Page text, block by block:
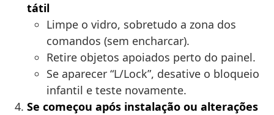
tátil
Limpe o vidro, sobretudo a zona dos
comandos (sem encharcar).
Retire objetos apoiados perto do painel.
Se aparecer “L/Lock”, desative o bloqueio
infantil e teste novamente.
Se começou após instalação ou alterações